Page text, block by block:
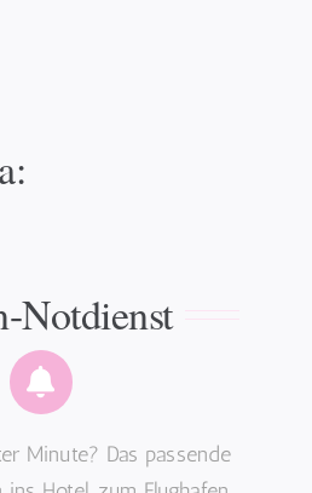
Notdienst
Minute? Das passende